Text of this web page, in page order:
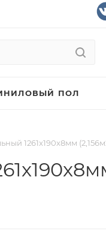
ПОЛ
1261x190x8мм